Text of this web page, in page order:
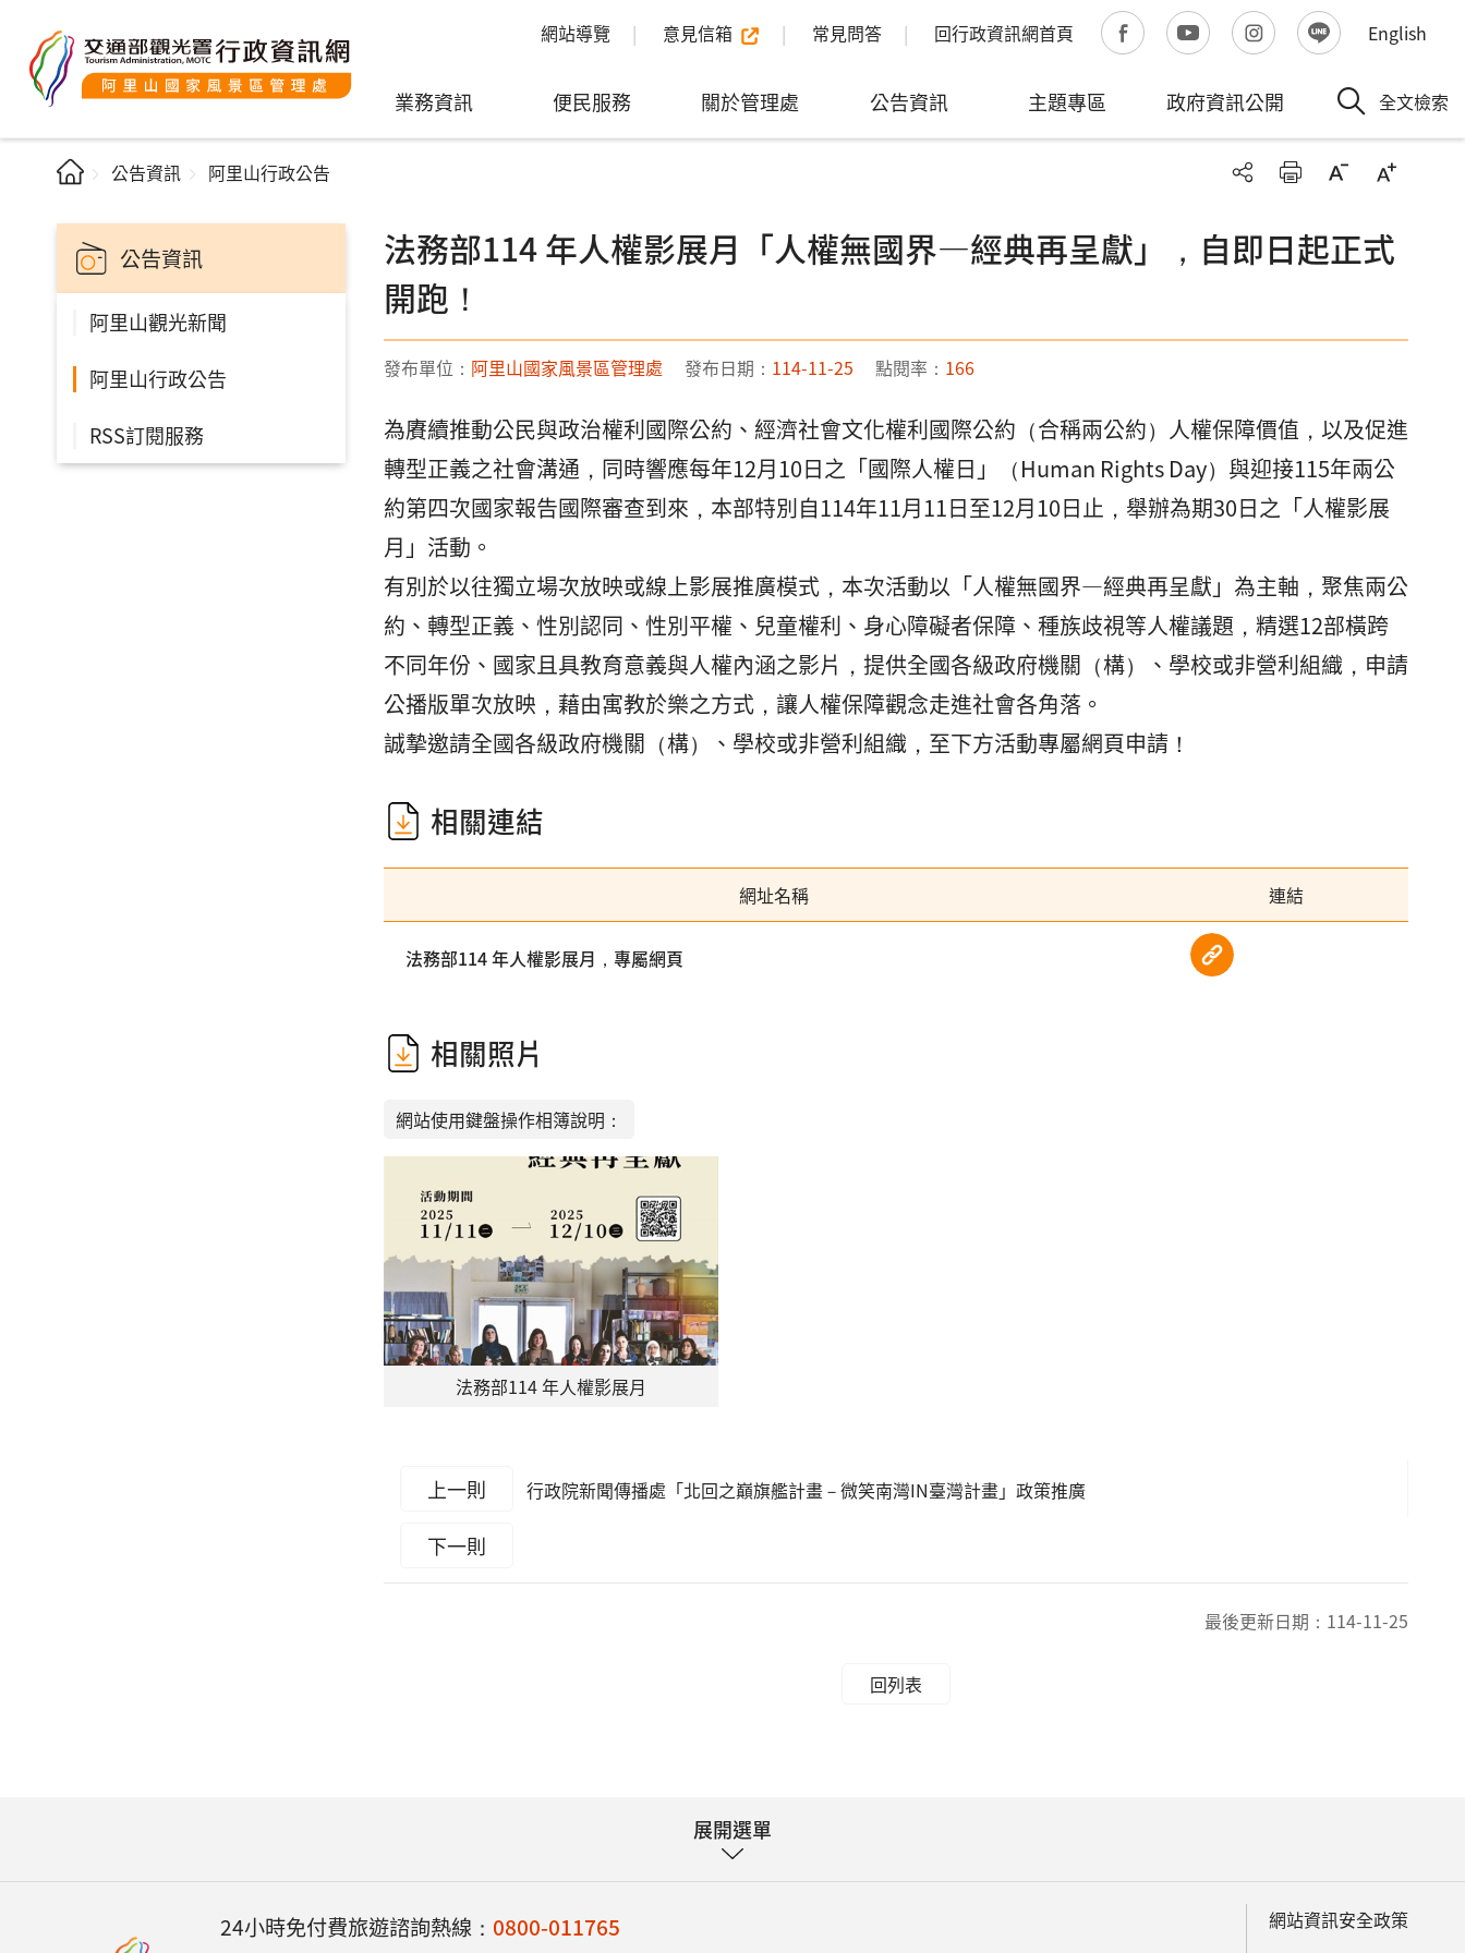
網站導覽 意見信箱 常見問答 回行政資訊網首頁 English
業務資訊 便民服務 關於管理處 公告資訊 主題專區 政府資訊公開 全文檢索
公告資訊 阿里山行政公告
公告資訊
阿里山觀光新聞
阿里山行政公告
RSS訂閱服務
法務部114 年人權影展月「人權無國界—經典再呈獻」，自即日起正式
開跑！
發布單位： 阿里山國家風景區管理處 發布日期： 114-11-25 點閱率： 166
為賡續推動公民與政治權利國際公約、經濟社會文化權利國際公約（合稱兩公約）人權保障價值，以及促進
轉型正義之社會溝通，同時響應每年12月10日之「國際人權日」（Human Rights Day）與迎接115年兩公
約第四次國家報告國際審查到來，本部特別自114年11月11日至12月10日止，舉辦為期30日之「人權影展
月」活動。
有別於以往獨立場次放映或線上影展推廣模式，本次活動以「人權無國界—經典再呈獻」為主軸，聚焦兩公
約、轉型正義、性別認同、性別平權、兒童權利、身心障礙者保障、種族歧視等人權議題，精選12部橫跨
不同年份、國家且具教育意義與人權內涵之影片，提供全國各級政府機關（構）、學校或非營利組織，申請
公播版單次放映，藉由寓教於樂之方式，讓人權保障觀念走進社會各角落。
誠摯邀請全國各級政府機關（構）、學校或非營利組織，至下方活動專屬網頁申請！
相關連結
網址名稱 連結
法務部114 年人權影展月，專屬網頁
相關照片
網站使用鍵盤操作相簿說明：
法務部114 年人權影展月
上一則 行政院新聞傳播處「北回之巔旗艦計畫－微笑南灣IN臺灣計畫」政策推廣
下一則
最後更新日期： 114-11-25
回列表
展開選單
24小時免付費旅遊諮詢熱線： 0800-011765
網站資訊安全政策